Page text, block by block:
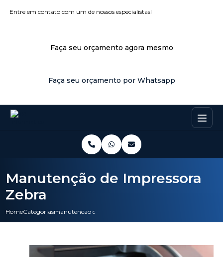
Entre em contato com um de nossos especialistas!
Faça seu orçamento agora mesmo
Faça seu orçamento por Whatsapp
HomeCategoriasmanutencao de impressora zebra
Manutenção de Impressora
Zebra